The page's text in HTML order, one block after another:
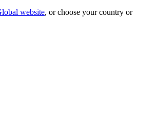
website, or choose your country or